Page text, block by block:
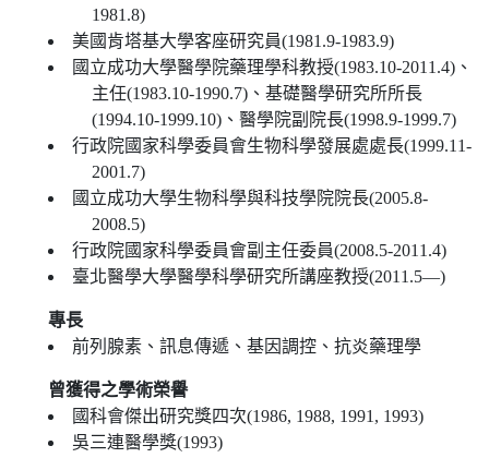
1981.8)
美國肯塔基大學客座研究員(1981.9-1983.9)
國立成功大學醫學院藥理學科教授(1983.10-2011.4)、
主任(1983.10-1990.7)、基礎醫學研究所所長
(1994.10-1999.10)、醫學院副院長(1998.9-1999.7)
行政院國家科學委員會生物科學發展處處長(1999.11-
2001.7)
國立成功大學生物科學與科技學院院長(2005.8-
2008.5)
行政院國家科學委員會副主任委員(2008.5-2011.4)
臺北醫學大學醫學科學研究所講座教授(2011.5—)
專長
前列腺素、訊息傳遞、基因調控、抗炎藥理學
曾獲得之學術榮譽
國科會傑出研究獎四次(1986, 1988, 1991, 1993)
吳三連醫學獎(1993)